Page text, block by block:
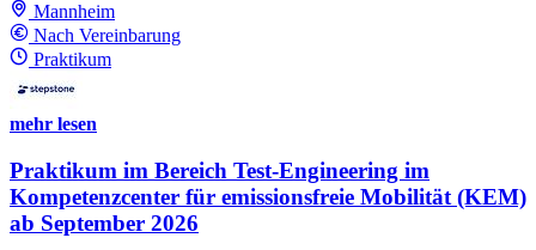
Mannheim
Nach Vereinbarung
Praktikum
mehr lesen
Praktikum im Bereich Test-Engineering im
Kompetenzcenter für emissionsfreie Mobilität (KEM)
ab September 2026